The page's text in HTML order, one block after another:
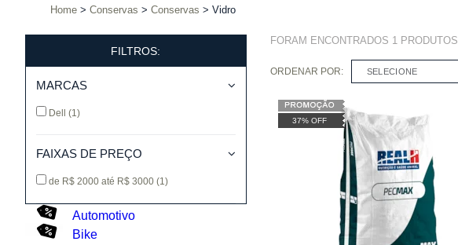
Home Conservas Conservas Vidro
FILTROS:
MARCAS
Dell (1)
FAIXAS DE PREÇO
de R$ 2000 até R$ 3000 (1)
Automotivo
Bike
FORAM ENCONTRADOS 1PRODUTOS
ORDENAR POR: SELECIONE
37% OFF